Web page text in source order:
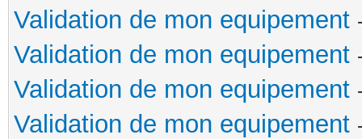
Validation de mon equipement
Validation de mon equipement
Validation de mon equipement
Validation de mon equipement